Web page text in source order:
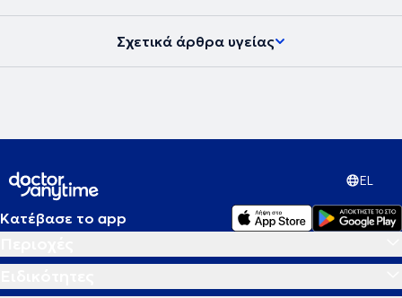
Σχετικά άρθρα υγείας
EL
Κατέβασε το app